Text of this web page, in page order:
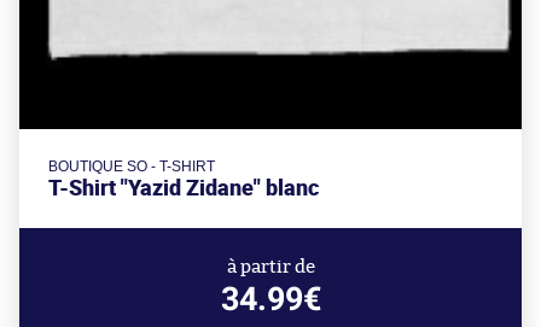
BOUTIQUE SO - T-SHIRT
T-Shirt "Yazid Zidane" blanc
à partir de
34.99€